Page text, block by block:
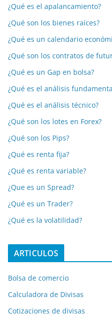
¿Qué es el apalancamiento?
¿Qué son los bienes raíces?
¿Qué es un calendario
¿Qué son los contratos de
¿Qué es un Gap en bolsa?
¿Qué es el análisis
¿Qué es el análisis técnico?
¿Qué son los lotes en Forex?
¿Qué son los Pips?
¿Qué es renta fija?
¿Qué es renta variable?
¿Que es un Spread?
¿Qué es un Trader?
¿Qué es la volatilidad?
ARTICULOS
Bolsa de comercio
Calculadora de Divisas
Cotizaciones de divisas